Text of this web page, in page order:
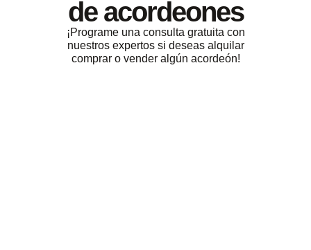
de acordeones
¡Programe una consulta gratuita con
nuestros expertos si deseas alquilar
comprar o vender algún acordeón!